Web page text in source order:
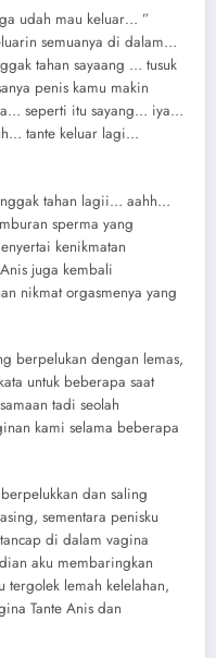
udah mau keluar… ”
semuanya di dalam…
tahan sayaang … tusuk
penis kamu makin
seperti itu sayang… iya…
tante keluar lagi…
tahan lagii… aahh…
sperma yang
kenikmatan
juga kembali
nikmat orgasmenya yang
berpelukan dengan lemas,
untuk beberapa saat
tadi seolah
kami selama beberapa
dan saling
sementara penisku
di dalam vagina
aku membaringkan
tergolek lemah kelelahan,
Tante Anis dan